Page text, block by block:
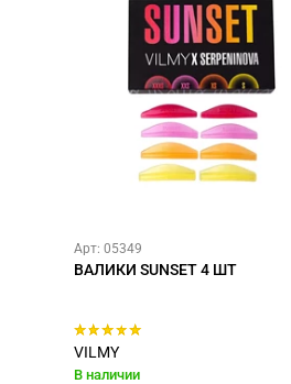
Арт: 05349
ВАЛИКИ SUNSET 4 ШТ
VILMY
В наличии